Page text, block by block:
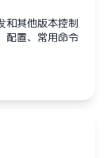
和其他版本控制
配置、常用命令